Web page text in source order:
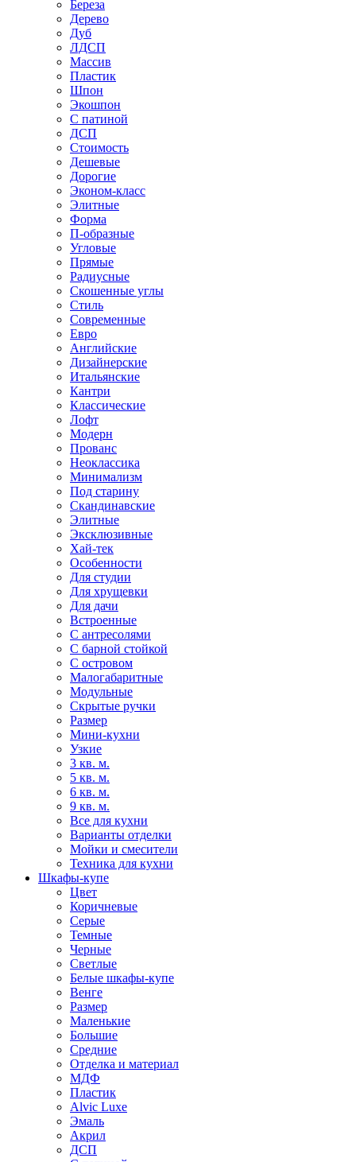
Береза
Дерево
Дуб
ЛДСП
Массив
Пластик
Шпон
Экошпон
С патиной
ДСП
Стоимость
Дешевые
Дорогие
Эконом-класс
Элитные
Форма
П-образные
Угловые
Прямые
Радиусные
Скошенные углы
Стиль
Современные
Евро
Английские
Дизайнерские
Итальянские
Кантри
Классические
Лофт
Модерн
Прованс
Неоклассика
Минимализм
Под старину
Скандинавские
Элитные
Эксклюзивные
Хай-тек
Особенности
Для студии
Для хрущевки
Для дачи
Встроенные
С антресолями
С барной стойкой
С островом
Малогабаритные
Модульные
Скрытые ручки
Размер
Мини-кухни
Узкие
3 кв. м.
5 кв. м.
6 кв. м.
9 кв. м.
Все для кухни
Варианты отделки
Мойки и смесители
Техника для кухни
Шкафы-купе
Цвет
Коричневые
Серые
Темные
Черные
Светлые
Белые шкафы-купе
Венге
Размер
Маленькие
Большие
Средние
Отделка и материал
МДФ
Пластик
Alvic Luxe
Эмаль
Акрил
ДСП